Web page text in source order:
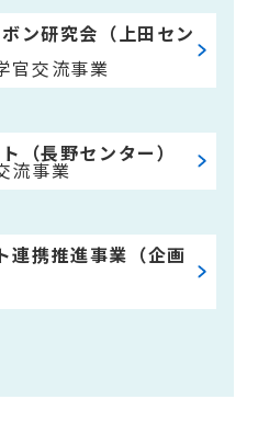
ン研究会（上田セン
官交流事業
（長野センター）
流事業
連携推進事業（企画